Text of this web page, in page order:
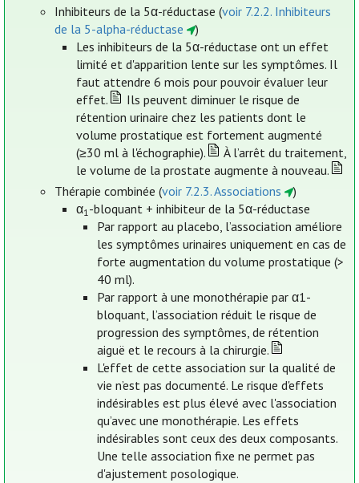
Inhibiteurs de la 5α-réductase (voir 7.2.2. Inhibiteurs
de la 5-alpha-réductase
)
Les inhibiteurs de la 5α-réductase ont un effet
limité et d'apparition lente sur les symptômes. Il
faut attendre 6 mois pour pouvoir évaluer leur
effet.
Ils peuvent diminuer le risque de
rétention urinaire chez les patients dont le
volume prostatique est fortement augmenté
(≥30 ml à l'échographie).
À l’arrêt du traitement,
le volume de la prostate augmente à nouveau.
Thérapie combinée (voir 7.2.3. Associations
)
α1-bloquant + inhibiteur de la 5α-réductase
Par rapport au placebo, l’association améliore
les symptômes urinaires uniquement en cas de
forte augmentation du volume prostatique (>
40 ml).
Par rapport à une monothérapie par α1-
bloquant, l’association réduit le risque de
progression des symptômes, de rétention
aiguë et le recours à la chirurgie.
L'effet de cette association sur la qualité de
vie n’est pas documenté. Le risque d'effets
indésirables est plus élevé avec l'association
qu’avec une monothérapie. Les effets
indésirables sont ceux des deux composants.
Une telle association fixe ne permet pas
d'ajustement posologique.